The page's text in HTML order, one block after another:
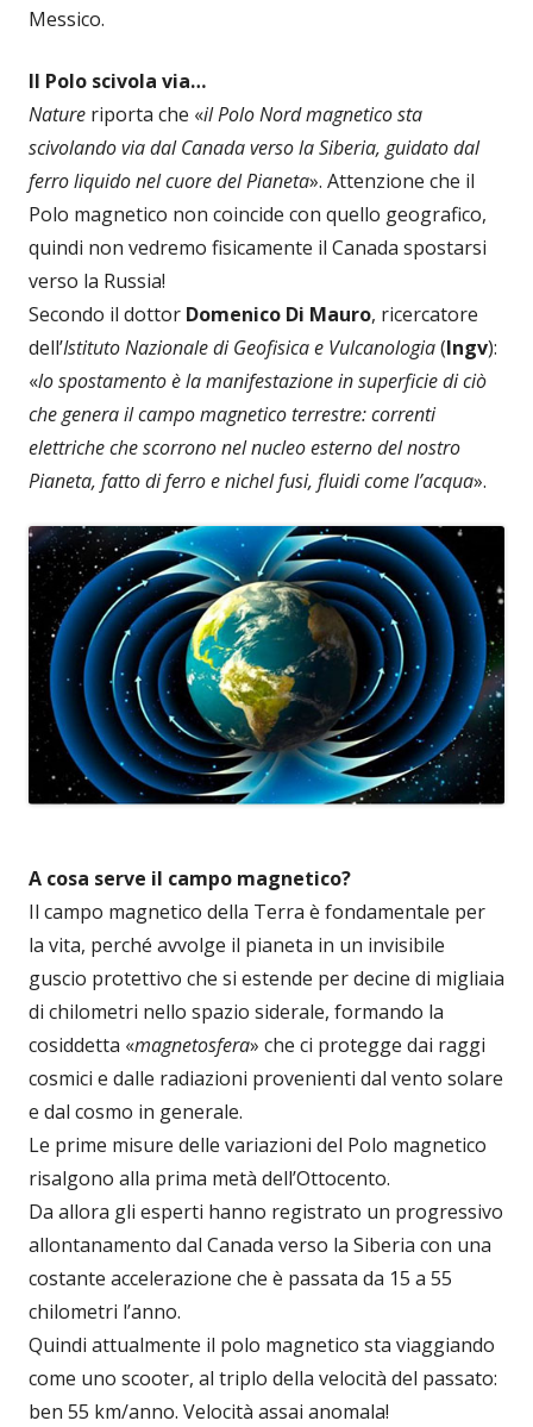
Messico.
Il Polo scivola via…
Nature riporta che «il Polo Nord magneticosta
scivolando via dal Canada verso la Siberia, guidato dal
ferro liquido nel cuore del Pianeta». Attenzione che il
Polo magnetico non coincide con quello geografico,
quindi non vedremo fisicamente il Canada spostarsi
verso la Russia!
Secondo il dottor Domenico Di Mauro, ricercatore
dell’Istituto Nazionale di Geofisica e Vulcanologia(Ingv):
«lo spostamento è la manifestazione in superficie di ciò
che genera il campo magnetico terrestre: correnti
elettriche che scorrono nel nucleo esterno del nostro
Pianeta, fatto di ferro e nichel fusi, fluidi come l’acqua».
A cosa serve il campo magnetico?
Il campo magnetico della Terra è fondamentale per
la vita, perché avvolge il pianeta in un invisibile
guscio protettivo che si estende per decine di migliaia
di chilometri nello spazio siderale, formando la
cosiddetta «magnetosfera» che ci protegge dai raggi
cosmici e dalle radiazioni provenienti dal vento solare
e dal cosmo in generale.
Le prime misure delle variazioni del Polo magnetico
risalgono alla prima metà dell’Ottocento.
Da allora gli esperti hanno registrato un progressivo
allontanamento dal Canada verso la Siberia con una
costante accelerazione che è passata da 15 a 55
chilometri l’anno.
Quindi attualmente il polo magnetico sta viaggiando
come uno scooter, al triplo della velocità del passato:
ben 55 km/anno. Velocità assai anomala!